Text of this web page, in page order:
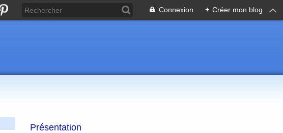
Connexion + Créer mon blog
Présentation